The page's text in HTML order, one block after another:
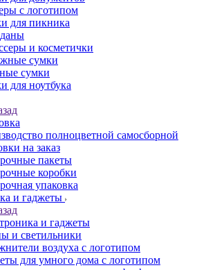
с логотипом
для пикника
и косметички
сумки
сумки
для ноутбука
полноцветной самосборной
на заказ
пакеты
коробки
упаковка
и гаджеты
и гаджеты
и светильники
воздуха с логотипом
для умного дома с логотипом